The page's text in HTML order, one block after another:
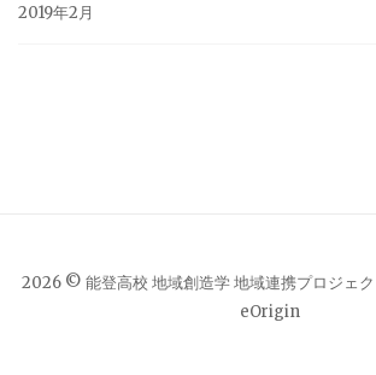
2019年2月
2026 © 能登高校 地域創造学 地域連携プロジェ
eOrigin